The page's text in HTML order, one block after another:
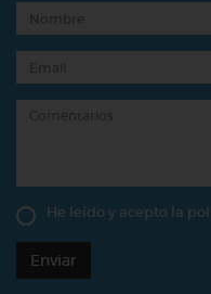
He leído y acepto la
Enviar